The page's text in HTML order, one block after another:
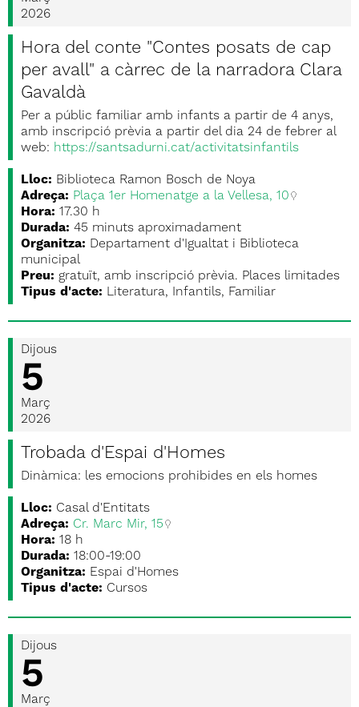
2026
Hora del conte "Contes posats de cap
per avall" a càrrec de la narradora Clara
Gavaldà
Per a públic familiar amb infants a partir de 4 anys,
amb inscripció prèvia a partir del dia 24 de febrer al
web: https://santsadurni.cat/activitatsinfantils
Lloc: Biblioteca Ramon Bosch de Noya
Adreça: Plaça 1er Homenatge a la Vellesa, 10
Hora: 17.30 h
Durada: 45 minuts aproximadament
Organitza: Departament d'Igualtat i Biblioteca
municipal
Preu: gratuït, amb inscripció prèvia. Places limitades
Tipus d'acte: Literatura, Infantils, Familiar
Dijous
5
Març
2026
Trobada d'Espai d'Homes
Dinàmica: les emocions prohibides en els homes
Lloc: Casal d'Entitats
Adreça: Cr. Marc Mir, 15
Hora: 18 h
Durada: 18:00-19:00
Organitza: Espai d'Homes
Tipus d'acte: Cursos
Dijous
5
Març